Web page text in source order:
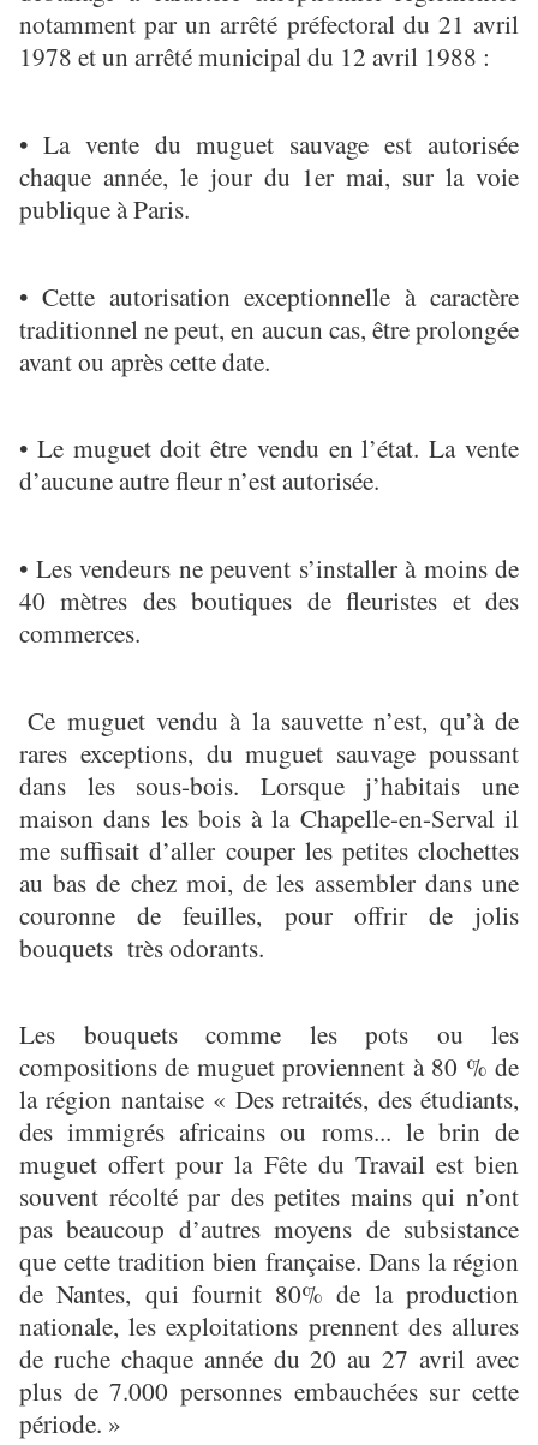
notamment par un arrêté préfectoral du 21 avril
1978 et un arrêté municipal du 12 avril 1988 :
• La vente du muguet sauvage est autorisée
chaque année, le jour du 1er mai, sur la voie
publique à Paris.
• Cette autorisation exceptionnelle à caractère
traditionnel ne peut, en aucun cas, être prolongée
avant ou après cette date.
• Le muguet doit être vendu en l’état. La vente
d’aucune autre fleur n’est autorisée.
• Les vendeurs ne peuvent s’installer à moins de
40 mètres des boutiques de fleuristes et des
commerces.
Ce muguet vendu à la sauvette n’est, qu’à de
rares exceptions, du muguet sauvage poussant
dans les sous-bois. Lorsque j’habitais une
maison dans les bois à la Chapelle-en-Serval il
me suffisait d’aller couper les petites clochettes
au bas de chez moi, de les assembler dans une
couronne de feuilles, pour offrir de jolis
bouquets très odorants.
Les bouquets comme les pots ou les
compositions de muguet proviennent à 80 % de
la région nantaise « Des retraités, des étudiants,
des immigrés africains ou roms... le brin de
muguet offert pour la Fête du Travail est bien
souvent récolté par des petites mains qui n’ont
pas beaucoup d’autres moyens de subsistance
que cette tradition bien française. Dans la région
de Nantes, qui fournit 80% de la production
nationale, les exploitations prennent des allures
de ruche chaque année du 20 au 27 avril avec
plus de 7.000 personnes embauchées sur cette
période. »